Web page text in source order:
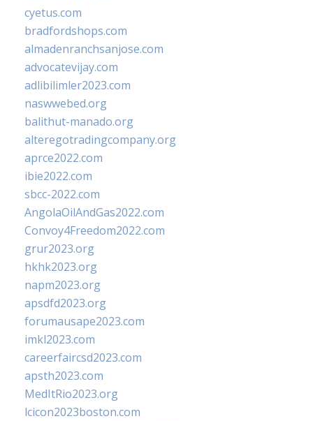
cyetus.com
bradfordshops.com
almadenranchsanjose.com
advocatevijay.com
adlibilimler2023.com
naswwebed.org
balithut-manado.org
alteregotradingcompany.org
aprce2022.com
ibie2022.com
sbcc-2022.com
AngolaOilAndGas2022.com
Convoy4Freedom2022.com
grur2023.org
hkhk2023.org
napm2023.org
apsdfd2023.org
forumausape2023.com
imkl2023.com
careerfaircsd2023.com
apsth2023.com
MedItRio2023.org
lcicon2023boston.com